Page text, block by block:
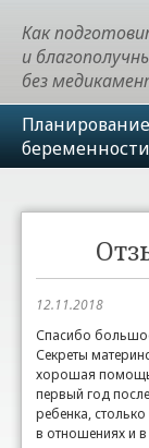
Как
и
без
Планирование
беременности
12.11.2018
Спасибо
Секреты
хорошая
первый год
ребенка, столько
в отношениях и